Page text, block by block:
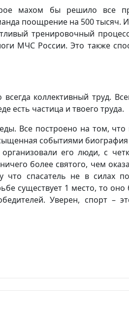
махом бы решило все
поощрение на 500 тысяч.
тренировочный
МЧС России. Это также
коллективный труд.
есть частица и твоего труда.
Все построено на том,
событиями
его люди, с
более святого, чем
что спасатель не в
существует 1 место, то
Уверен, спорт –